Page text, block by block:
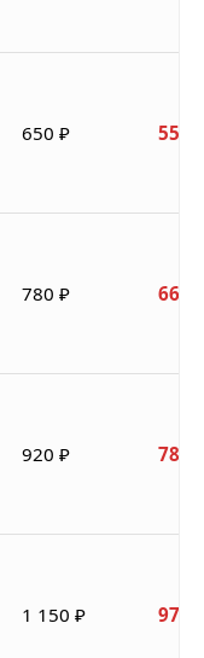
650 ₽ 553
780 ₽ 663
920 ₽ 782
1 150 ₽ 978